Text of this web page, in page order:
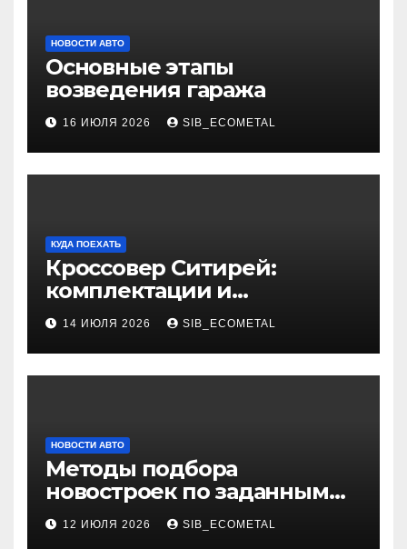
НОВОСТИ АВТО
Основные этапы
возведения гаража
16 ИЮЛЯ 2026 SIB_ECOMETAL
КУДА ПОЕХАТЬ
Кроссовер Ситирей:
комплектации и
характеристики
14 ИЮЛЯ 2026 SIB_ECOMETAL
НОВОСТИ АВТО
Методы подбора
новостроек по заданным
критериям
12 ИЮЛЯ 2026 SIB_ECOMETAL